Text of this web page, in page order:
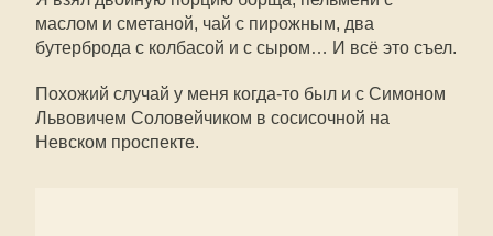
маслом и сметаной, чай с пирожным, два
бутерброда с колбасой и с сыром… И всё это съел.
Похожий случай у меня когда-то был и с Симоном
Львовичем Соловейчиком в сосисочной на
Невском проспекте.